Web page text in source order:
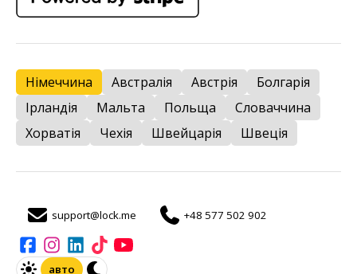
Німеччина Австралія Австрія
Болгарія
Ірландія
Мальта Польща
Словаччина
Хорватія
Чехія Швейцарія Швеція
support@lock.me +48 577 502 902
авто